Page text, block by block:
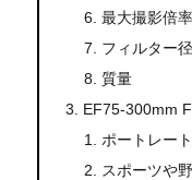
最大撮影倍率
フィルター径
質量
EF75-300mm
ポートレー
スポーツや